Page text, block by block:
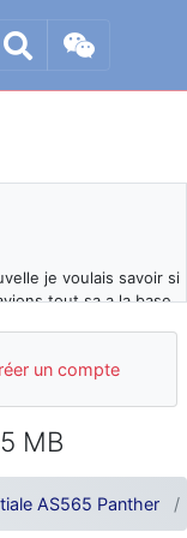
je voulais savoir si
tout sa a la base
du site ces derniers
les bots trop nocifs
je ne suis pas sûr de
un compte
MB
AS565 Panther